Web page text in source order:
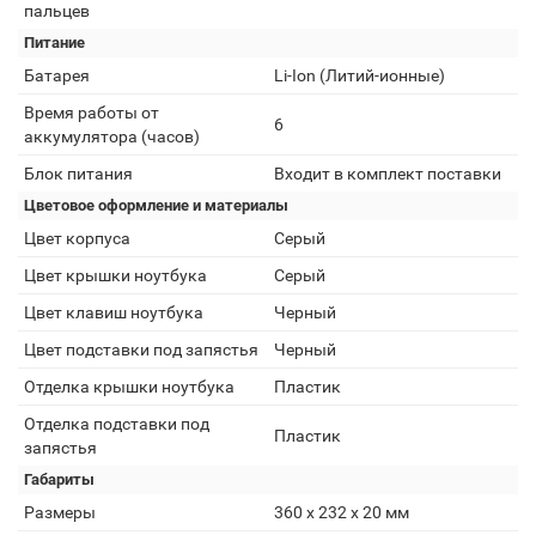
пальцев
Питание
Батарея
Li-Ion (Литий-ионные)
Время работы от
аккумулятора (часов)
6
Блок питания Входит в комплект поставки
Цветовое оформление и материалы
Цвет корпуса
Серый
Цвет крышки ноутбука
Серый
Цвет клавиш ноутбука
Черный
Цвет подставки под запястья
Черный
Отделка крышки ноутбука
Пластик
Отделка подставки под
запястья
Пластик
Габариты
Размеры
360 х 232 х 20 мм